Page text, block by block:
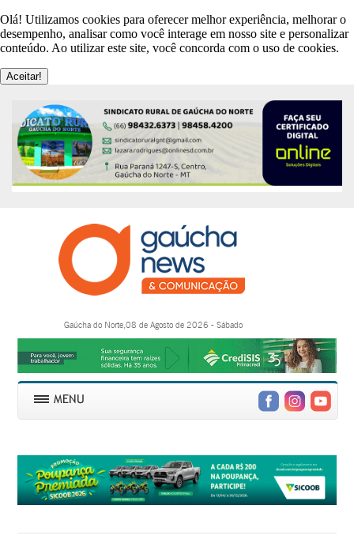
Olá! Utilizamos cookies para oferecer melhor experiência, melhorar o
desempenho, analisar como você interage em nosso site e personalizar
conteúdo. Ao utilizar este site, você concorda com o uso de cookies.
Aceitar!
Gaúcha do Norte,08 de Agosto de 2026 - Sábado